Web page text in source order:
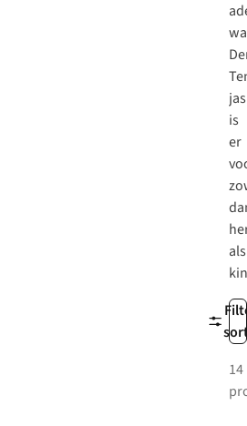
jas
is
er
als
14